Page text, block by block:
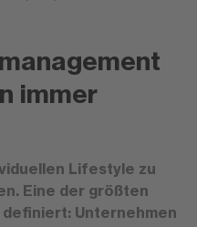
immer
Lifestyle zu
Eine der größten
Unternehmen